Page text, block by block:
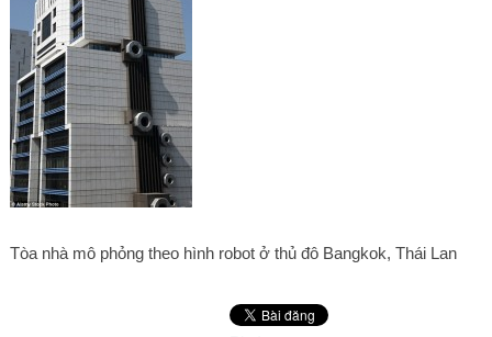
Tòa nhà mô phỏng theo hình robot ở thủ đô Bangkok, Thái Lan